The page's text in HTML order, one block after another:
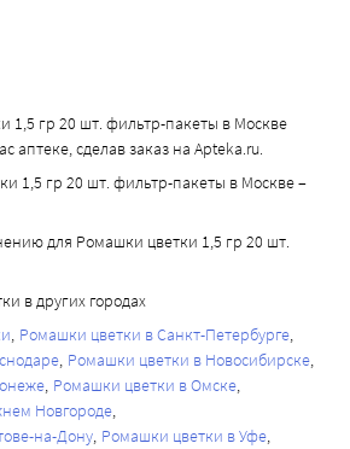
1,5 гр 20 шт. фильтр-пакеты в Москве
аптеке, сделав заказ на Apteka.ru.
1,5 гр 20 шт. фильтр-пакеты в Москве –
для Ромашки цветки 1,5 гр 20 шт.
в других городах
Ромашки цветки в Санкт-Петербурге
Ромашки цветки в Новосибирске
Ромашки цветки в Омске
Новгороде
на-Дону Ромашки цветки в Уфе